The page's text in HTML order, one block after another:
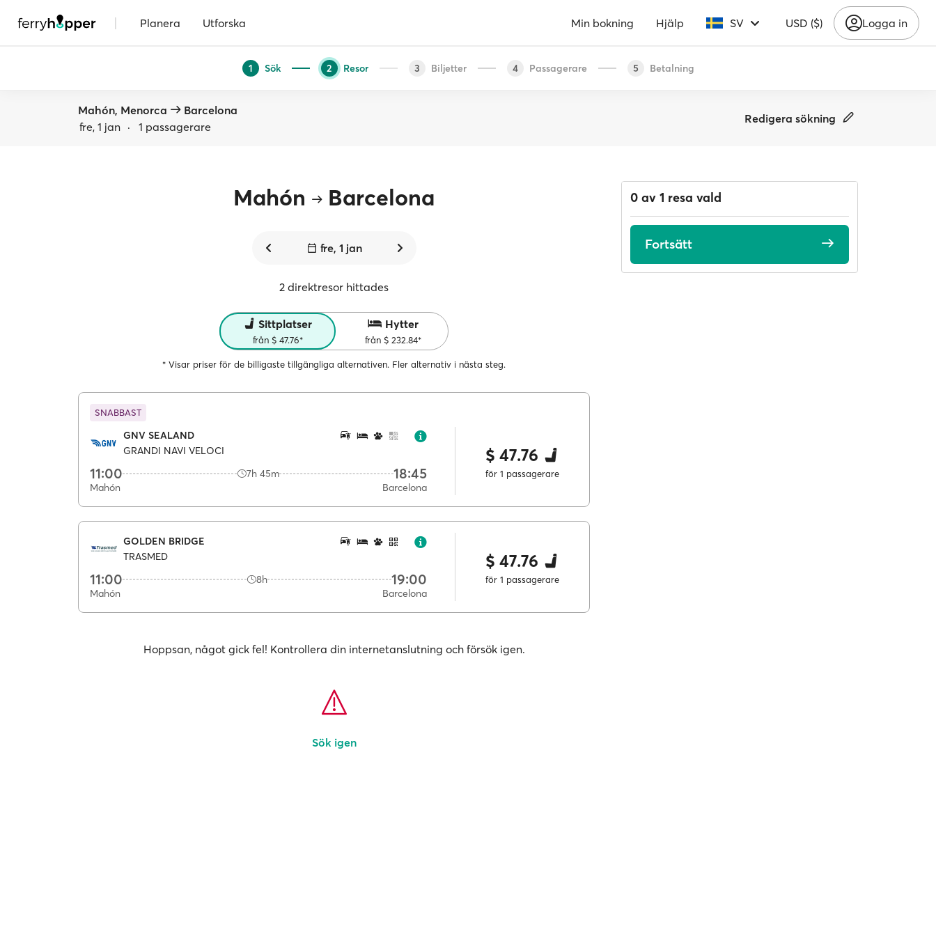
| Planera Utforska Min bokning Hjälp SV USD ($) Logga in
1 Sök 2 Resor 3 Biljetter 4 Passagerare 5 Betalning
Mahón, Menorca
Barcelona
fre, 1 jan · 1 passagerare
Redigera sökning
Mahón Barcelona
fre, 1 jan
2 direktresor hittades
Sittplatser
från $ 47.76*
Hytter
från $ 232.84*
* Visar priser för de billigaste tillgängliga alternativen. Fler alternativ i nästa steg.
SNABBAST
GNV SEALAND
GRANDI NAVI VELOCI
11:00 7h 45m 18:45
Mahón Barcelona
$ 47.76
för 1 passagerare
GOLDEN BRIDGE
TRASMED
11:00 8h 19:00
Mahón Barcelona
$ 47.76
för 1 passagerare
Hoppsan, något gick fel! Kontrollera din internetanslutning och försök igen.
Sök igen
0 av 1 resa vald
Fortsätt